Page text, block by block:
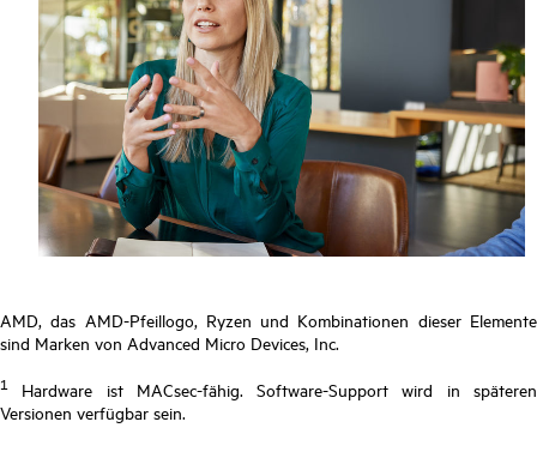
AMD, das AMD-Pfeillogo, Ryzen und Kombinationen dieser Elemente
sind Marken von Advanced Micro Devices, Inc.
1
Hardware ist MACsec-fähig. Software-Support wird in späteren
Versionen verfügbar sein.